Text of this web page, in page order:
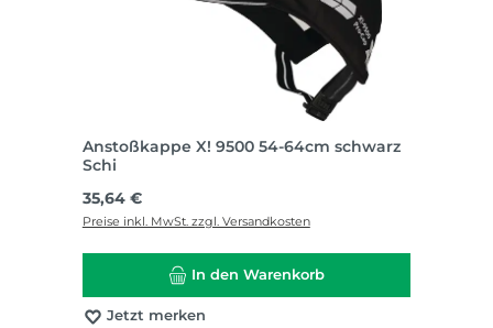
Anstoßkappe X! 9500 54-64cm schwarz
Schi
Regulärer Preis:
35,64 €
Preise inkl. MwSt. zzgl. Versandkosten
In den Warenkorb
Jetzt merken